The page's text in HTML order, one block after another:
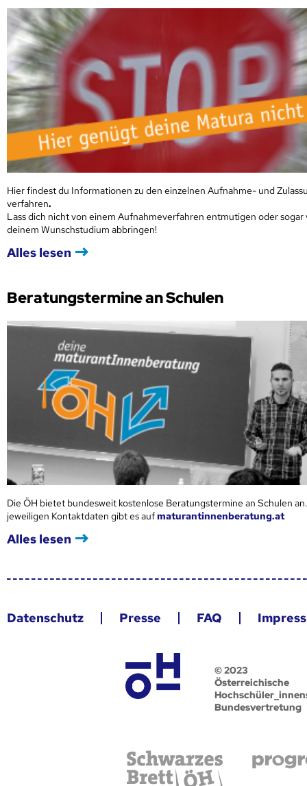
Hier findest du Informationen zu den einzelnen Aufnahme- und
verfahren.
Lass dich nicht von einem Aufnahmeverfahren entmutigen oder sogar
deinem Wunschstudium abbringen!
Alles lesen
Beratungstermine an Schulen
Die ÖH bietet bundesweit kostenlose Beratungstermine an Schulen
jeweiligen Kontaktdaten gibt es aufmaturantinnenberatung.at
Alles lesen
Datenschutz Presse FAQ
© 2023
Österreichische
Bundesvertretung